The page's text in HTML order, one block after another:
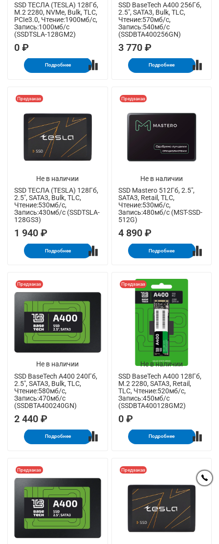
SSD ТЕСЛА (TESLA) 128Гб,
M.2 2280, NVMe, Bulk, TLC,
PCIe3.0, Чтение:1900мб/с,
Запись:1000мб/с
(SSDTSLA-128GM2)
0 ₽
Подробнее
SSD BaseTech A400 256Гб,
2.5", SATA3, Bulk, TLC,
Чтение:570мб/с,
Запись:540мб/с
(SSDBTA400256GN)
3 770 ₽
Подробнее
Не в наличии
Предзаказ
SSD ТЕСЛА (TESLA) 128Гб,
2.5", SATA3, Bulk, TLC,
Чтение:530мб/с,
Запись:430мб/с (SSDTSLA-
128GS3)
1 940 ₽
Подробнее
Не в наличии
Предзаказ
SSD Mastero 512Гб, 2.5",
SATA3, Retail, TLC,
Чтение:530мб/с,
Запись:480мб/с (MST-SSD-
512G)
4 890 ₽
Подробнее
Не в наличии
Предзаказ
SSD BaseTech A400 240Гб,
2.5", SATA3, Bulk, TLC,
Чтение:580мб/с,
Запись:470мб/с
(SSDBTA400240GN)
2 440 ₽
Подробнее
Не в наличии
Предзаказ
SSD BaseTech A400 128Гб,
M.2 2280, SATA3, Retail,
TLC, Чтение:520мб/с,
Запись:450мб/с
(SSDBTA400128GM2)
0 ₽
Подробнее
Предзаказ Предзаказ